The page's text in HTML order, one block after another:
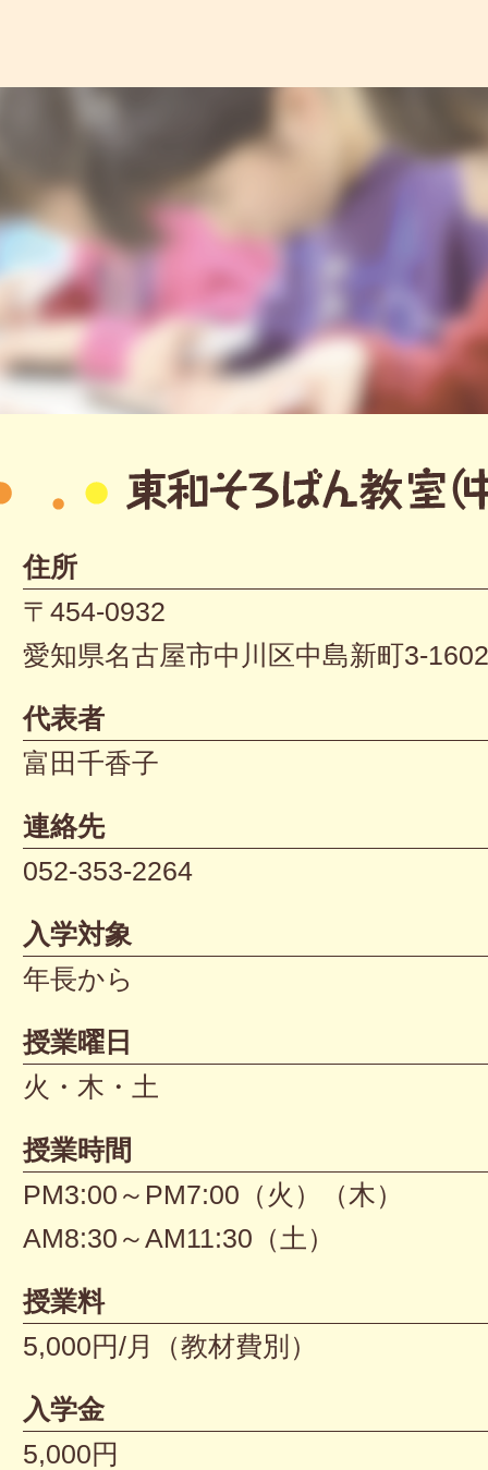
住所
〒454-0932
愛知県名古屋市中川区中島新町3-1602
代表者
富田千香子
連絡先
052-353-2264
入学対象
年長から
授業曜日
火・木・土
授業時間
PM3:00～PM7:00（火）（木）
AM8:30～AM11:30（土）
授業料
5,000円/月（教材費別）
入学金
5,000円